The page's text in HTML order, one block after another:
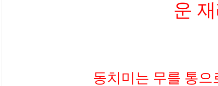
운
동치미는 무를 통